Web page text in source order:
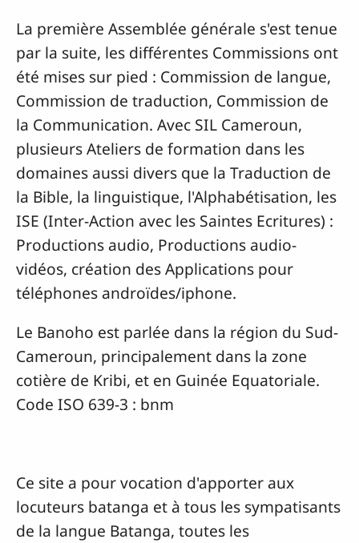
La première Assemblée générale s'est tenue
par la suite, les différentes Commissions ont
été mises sur pied : Commission de langue,
Commission de traduction, Commission de
la Communication. Avec SIL Cameroun,
plusieurs Ateliers de formation dans les
domaines aussi divers que la Traduction de
la Bible, la linguistique, l'Alphabétisation, les
ISE (Inter-Action avec les Saintes Ecritures) :
Productions audio, Productions audio-
vidéos, création des Applications pour
téléphones androïdes/iphone.
Le Banoho est parlée dans la région du Sud-
Cameroun, principalement dans la zone
cotière de Kribi, et en Guinée Equatoriale.
Code ISO 639-3 : bnm
Ce site a pour vocation d'apporter aux
locuteurs batanga et à tous les sympatisants
de la langue Batanga, toutes les